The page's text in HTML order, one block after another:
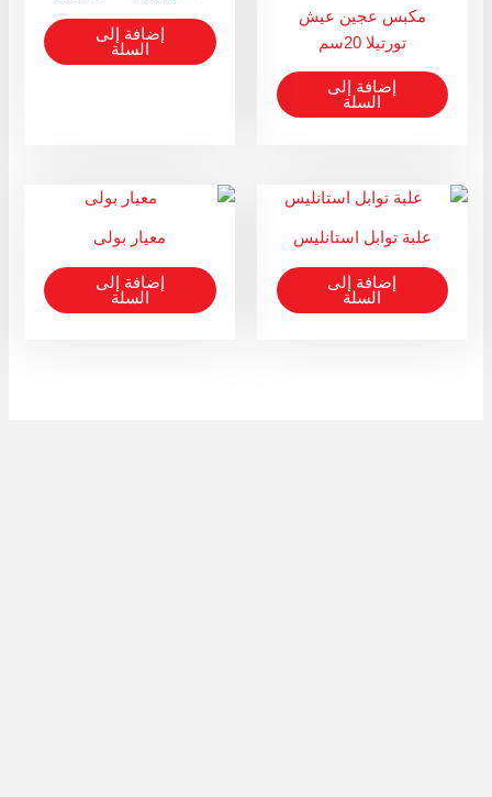
مكبس عجين عيش
تورتيلا 20سم
إضافة إلى
السلة
إضافة إلى
السلة
علبة توابل استانليس
إضافة إلى
السلة
معيار بولى
إضافة إلى
السلة